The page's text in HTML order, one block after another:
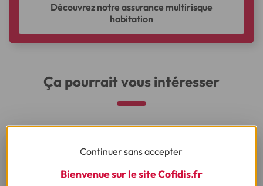
Découvrez notre assurance multirisque
habitation
Ça pourrait vous intéresser
Besoin d'en savoir plus sur le crédit ?
Continuer sans accepter
Bienvenue sur le site Cofidis.fr